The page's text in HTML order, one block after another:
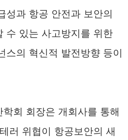
성과 항공 안전과 보안의
수 있는 사고방지를 위한
스의 혁신적 발전방향 등이
회 회장은 개회사를 통해
러 위협이 항공보안의 새